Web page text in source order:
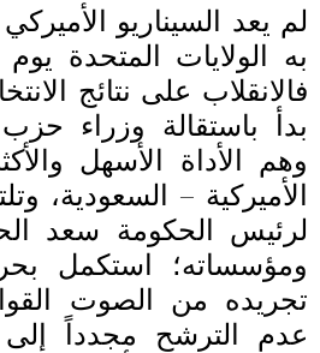
لم يعد السيناريو
به الولايات المتحدة
فالانقلاب على نتائج
بدأ باستقالة وزراء حزب
وهم الأداة الأسهل
الأميركية – السعودية،
لرئيس الحكومة سعد
ومؤسساته؛ استكمل
تجريده من الصوت
عدم الترشح مجدداً